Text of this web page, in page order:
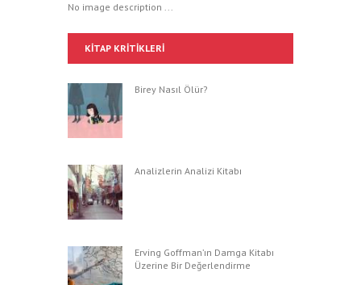
No image description ...
KITAP KRITIKLERI
Birey Nasıl Ölür?
Analizlerin Analizi Kitabı
Erving Goffman’ın Damga Kitabı
Üzerine Bir Değerlendirme